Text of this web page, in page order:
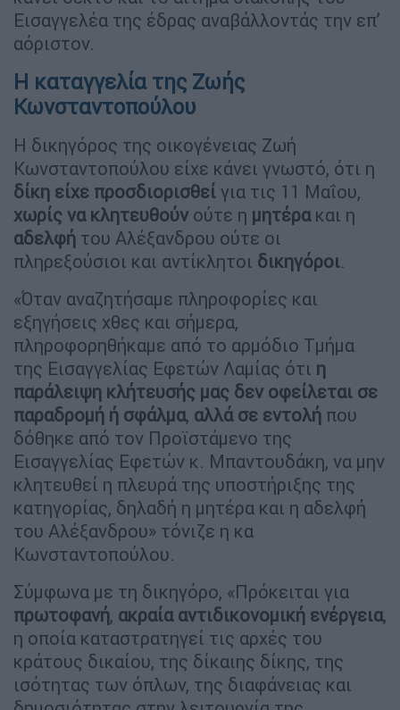
Εισαγγελέα της έδρας αναβάλλοντάς την επ’
αόριστον.
Η καταγγελία της Ζωής
Κωνσταντοπούλου
Η δικηγόρος της οικογένειας Ζωή
Κωνσταντοπούλου είχε κάνει γνωστό, ότι η
δίκη είχε προσδιορισθεί για τις 11 Μαΐου,
χωρίς να κλητευθούν ούτε η μητέρακαι η
αδελφή του Αλέξανδρου ούτε οι
πληρεξούσιοι και αντίκλητοι δικηγόροι.
«Όταν αναζητήσαμε πληροφορίες και
εξηγήσεις χθες και σήμερα,
πληροφορηθήκαμε από το αρμόδιο Τμήμα
της Εισαγγελίας Εφετών Λαμίας ότι η
παράλειψη κλήτευσής μας δεν οφείλεται σε
παραδρομή ή σφάλμα, αλλά σε εντολή που
δόθηκε από τον Προϊστάμενο της
Εισαγγελίας Εφετών κ. Μπαντουδάκη, να μην
κλητευθεί η πλευρά της υποστήριξης της
κατηγορίας, δηλαδή η μητέρα και η αδελφή
του Αλέξανδρου» τόνιζε η κα
Κωνσταντοπούλου.
Σύμφωνα με τη δικηγόρο, «Πρόκειται για
πρωτοφανή, ακραία αντιδικονομική ενέργεια,
η οποία καταστρατηγεί τις αρχές του
κράτους δικαίου, της δίκαιης δίκης, της
ισότητας των όπλων, της διαφάνειας και